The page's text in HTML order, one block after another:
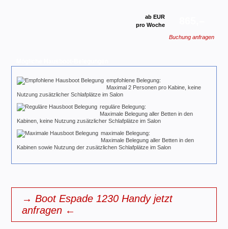
ab EUR
pro Woche
Buchung anfragen
empfohlene Belegung:
Maximal 2 Personen pro Kabine, keine
Nutzung zusätzlicher Schlafplätze im Salon
reguläre Belegung:
Maximale Belegung aller Betten in den
Kabinen, keine Nutzung zusätzlicher Schlafplätze im Salon
maximale Belegung:
Maximale Belegung aller Betten in den
Kabinen sowie Nutzung der zusätzlichen Schlafplätze im Salon
→ Boot Espade 1230 Handy jetzt
anfragen ←